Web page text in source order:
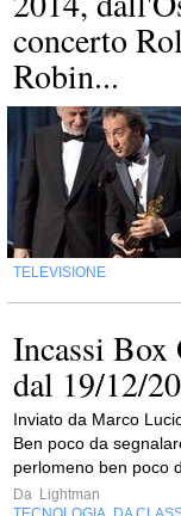
concerto
Robin...
TELEVISIONE
Incassi Box
dal 19/12/
Inviato da Marco
Ben poco da
perlomeno ben poco
Da Lightman